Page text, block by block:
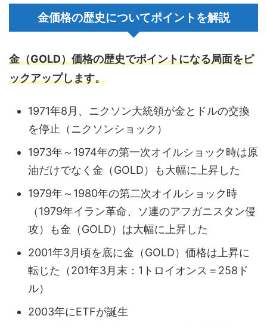
金価格の歴史についてポイントを解説
金（GOLD）価格の歴史でポイントになる局面をピ
ックアップします。
1971年8月、ニクソン大統領が金とドルの交換
を停止（ニクソンショック）
1973年～1974年の第一次オイルショック時は原
油だけでなく金（GOLD）も大幅に上昇した
1979年～1980年の第二次オイルショック時
（1979年イラン革命、ソ連のアフガニスタン侵
攻）も金（GOLD）は大幅に上昇した
2001年3月頃を底に金（GOLD）価格は上昇に
転じた（201年3月末：1トロイオンス＝258ド
ル）
2003年にETFが誕生